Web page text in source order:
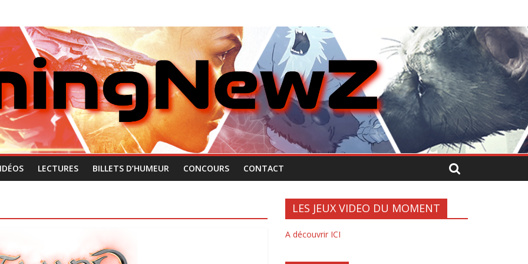
LECTURES BILLETS D’HUMEUR CONCOURS CONTACT
LES JEUX VIDEO DU MOMENT
A découvrir ICI